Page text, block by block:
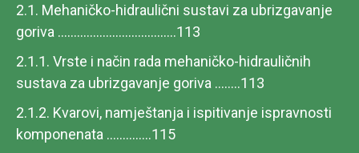
2.1. Mehaničko-hidraulični sustavi za ubrizgavanje
goriva .....................................113
2.1.1. Vrste i način rada mehaničko-hidrauličnih
sustava za ubrizgavanje goriva ........113
2.1.2. Kvarovi, namještanja i ispitivanje ispravnosti
komponenata ..............115